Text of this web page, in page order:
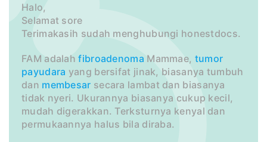
Halo,
Selamat sore
Terimakasih sudah menghubungi honestdocs.
FAM adalahfibroadenoma Mammae, tumor
payudara yang bersifat jinak, biasanya tumbuh
dan membesar secara lambat dan biasanya
tidak nyeri. Ukurannya biasanya cukup kecil,
mudah digerakkan. Terksturnya kenyal dan
permukaannya halus bila diraba.